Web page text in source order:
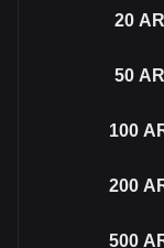
20
50
100
200
500